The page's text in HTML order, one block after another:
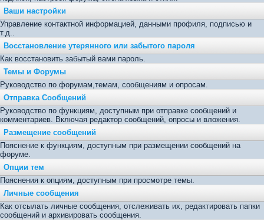
Ваши настройки
Управление контактной информацией, данными профиля, подписью и
т.д..
Восстановление утерянного или забытого пароля
Как восстановить забытый вами пароль.
Темы и Форумы
Руководство по форумам,темам, сообщениям и опросам.
Отправка Сообщений
Руководство по функциям, доступным при отправке сообщений и
комментариев. Включая редактор сообщений, опросы и вложения.
Размещение сообщений
Пояснение к функциям, доступным при размещении сообщений на
форуме.
Опции тем
Пояснения к опциям, доступным при просмотре темы.
Личные сообщения
Как отсылать личные сообщения, отслеживать их, редактировать папки
сообщений и архивировать сообщения.